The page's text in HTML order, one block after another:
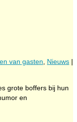
van gasten, Nieuws |
grote boffers bij hun
en